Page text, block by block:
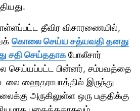
தீவிர விசாரணையில்,
கொலை செய்ய சத்யவதி தனது
சதி செய்ததாகபோலீசார்
செய்யப்பட்ட பின்னர், சம்பவத்தை
ஹைதராபாத்தில் இருந்து
அருகிலுள்ள ஒரு பகுதிக்கு